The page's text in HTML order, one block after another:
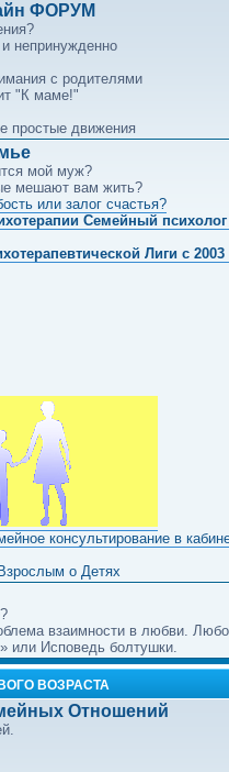
ФОРУМ
непринужденно
с родителями
"К маме!"
простые движения
мой муж?
мешают вам жить?
или залог счастья?
Семейный
Лиги с 2003
консультирование в
Взрослым о Детях
взаимности в любви.
или Исповедь болтушки.
ВОЗРАСТА
Отношений